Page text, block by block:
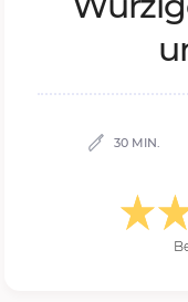
30 MIN.